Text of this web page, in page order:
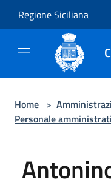
Regione Siciliana
Home >
Personale